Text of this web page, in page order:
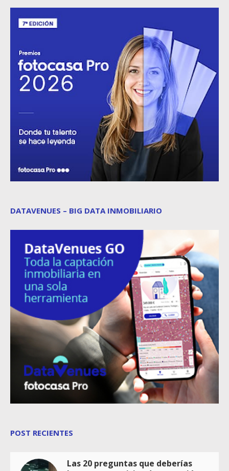
DATAVENUES – BIG DATA INMOBILIARIO
POST RECIENTES
Las 20 preguntas que deberías